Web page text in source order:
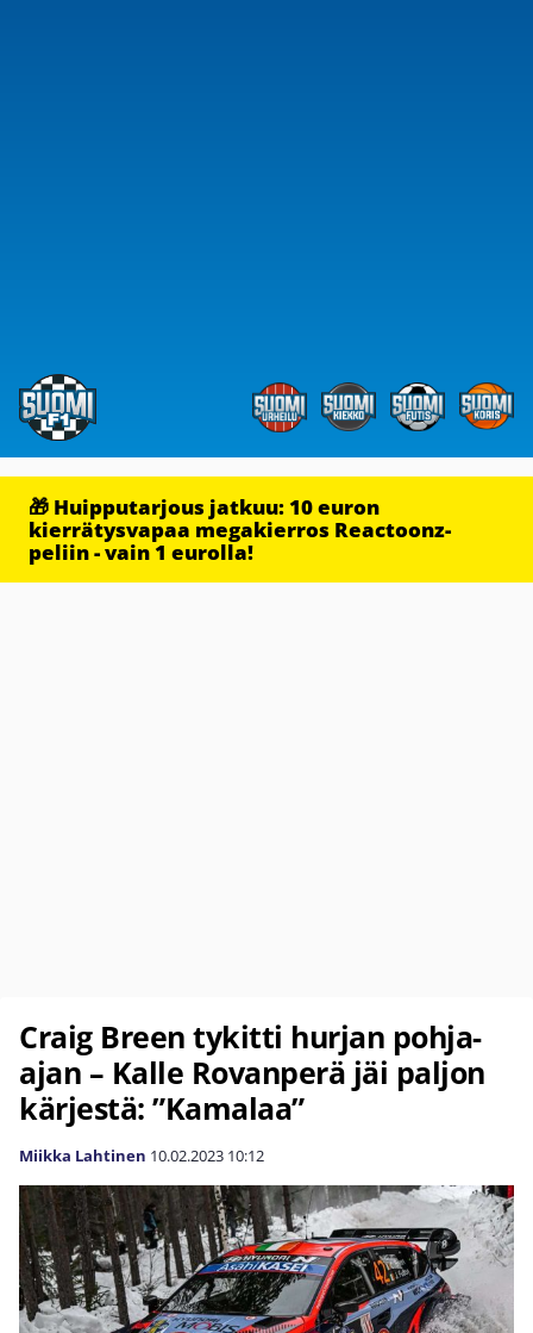
🎁 Huipputarjous jatkuu: 10 euron
kierrätysvapaa megakierros Reactoonz-
peliin - vain 1 eurolla!
Craig Breen tykitti hurjan pohja-
ajan – Kalle Rovanperä jäi paljon
kärjestä: ”Kamalaa”
Miikka Lahtinen 10.02.2023 10:12